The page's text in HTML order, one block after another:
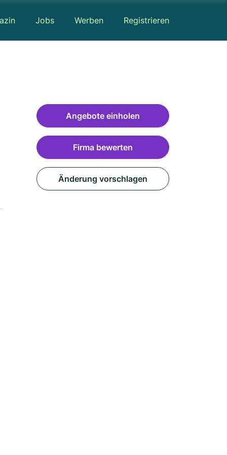
Jobs Werben Registrieren
Angebote einholen
Firma bewerten
Änderung vorschlagen